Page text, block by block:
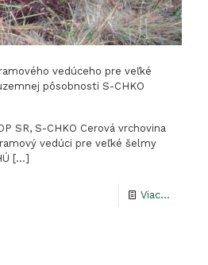
vedúceho pre veľké
pôsobnosti S-CHKO
SR, S-CHKO Cerová vrchovina
vedúci pre veľké šelmy
[…]
Viac...